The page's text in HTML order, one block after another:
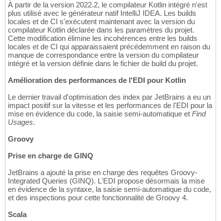
À partir de la version 2022.2, le compilateur Kotlin intégré n'est
plus utilisé avec le générateur natif IntelliJ IDEA. Les builds
locales et de CI s'exécutent maintenant avec la version du
compilateur Kotlin déclarée dans les paramètres du projet.
Cette modification élimine les incohérences entre les builds
locales et de CI qui apparaissaient précédemment en raison du
manque de correspondance entre la version du compilateur
intégré et la version définie dans le fichier de build du projet.
Amélioration des performances de l'EDI pour Kotlin
Le dernier travail d'optimisation des index par JetBrains a eu un
impact positif sur la vitesse et les performances de l'EDI pour la
mise en évidence du code, la saisie semi-automatique et Find
Usages.
Groovy
Prise en charge de GINQ
JetBrains a ajouté la prise en charge des requêtes Groovy-
Integrated Queries (GINQ). L'EDI propose désormais la mise
en évidence de la syntaxe, la saisie semi-automatique du code,
et des inspections pour cette fonctionnalité de Groovy 4.
Scala